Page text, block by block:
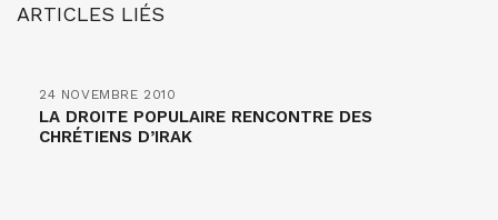
ARTICLES LIÉS
24 NOVEMBRE 2010
LA DROITE POPULAIRE RENCONTRE DES
CHRÉTIENS D’IRAK